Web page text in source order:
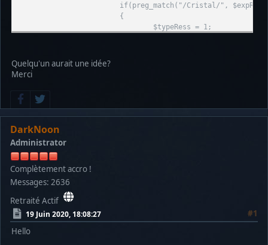
if(preg_match("/Cristal/",
{
$typeRess = 1;
$deut = 0;
$antimat = 0;
if(preg_match("/Deutérium/",
{
$met = 0;
$cri = 0;
$deut = str_replace('.','',
$antimat = 0;
}
if(preg_match("/Antimatière/",
{
$typeRess = 3;
$met = 0;
$cri = 0;
$deut = 0;
Quelqu'un aurait une idée?
Merci
DarkNoon
Administrator
Complètement accro !
Messages: 2636
Retraité Actif
19 Juin 2020, 18:08:27
#1
Hello